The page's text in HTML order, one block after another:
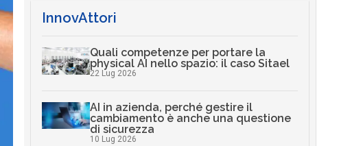
InnovAttori
Quali competenze per portare la
physical AI nello spazio: il caso Sitael
22 Lug 2026
AI in azienda, perché gestire il
cambiamento è anche una questione
di sicurezza
10 Lug 2026